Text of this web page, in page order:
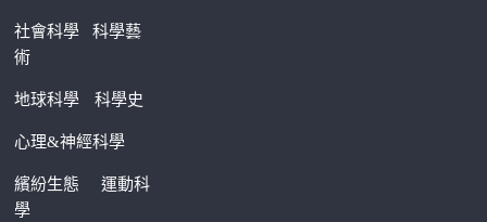
社會科學科學藝
術
地球科學 科學史
心理&神經科學
繽紛生態運動科
學